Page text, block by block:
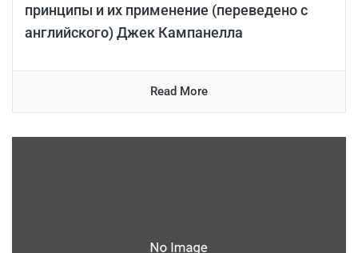
принципы и их применение (переведено с
английского) Джек Кампанелла
Read More